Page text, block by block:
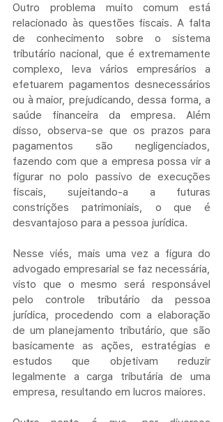
Outro problema muito comum está
relacionado às questões fiscais. A falta
de conhecimento sobre o sistema
tributário nacional, que é extremamente
complexo, leva vários empresários a
efetuarem pagamentos desnecessários
ou à maior, prejudicando, dessa forma, a
saúde financeira da empresa. Além
disso, observa-se que os prazos para
pagamentos são negligenciados,
fazendo com que a empresa possa vir a
figurar no polo passivo de execuções
fiscais, sujeitando-a a futuras
constrições patrimoniais, o que é
desvantajoso para a pessoa jurídica.
Nesse viés, mais uma vez a figura do
advogado empresarial se faz necessária,
visto que o mesmo será responsável
pelo controle tributário da pessoa
jurídica, procedendo com a elaboração
de um planejamento tributário, que são
basicamente as ações, estratégias e
estudos que objetivam reduzir
legalmente a carga tributária de uma
empresa, resultando em lucros maiores.